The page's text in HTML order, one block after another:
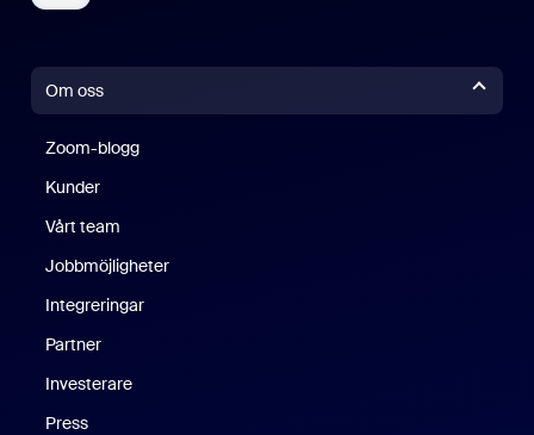
Om oss
Zoom-blogg
Kunder
Vårt team
Jobbmöjligheter
Integreringar
Partner
Investerare
Press